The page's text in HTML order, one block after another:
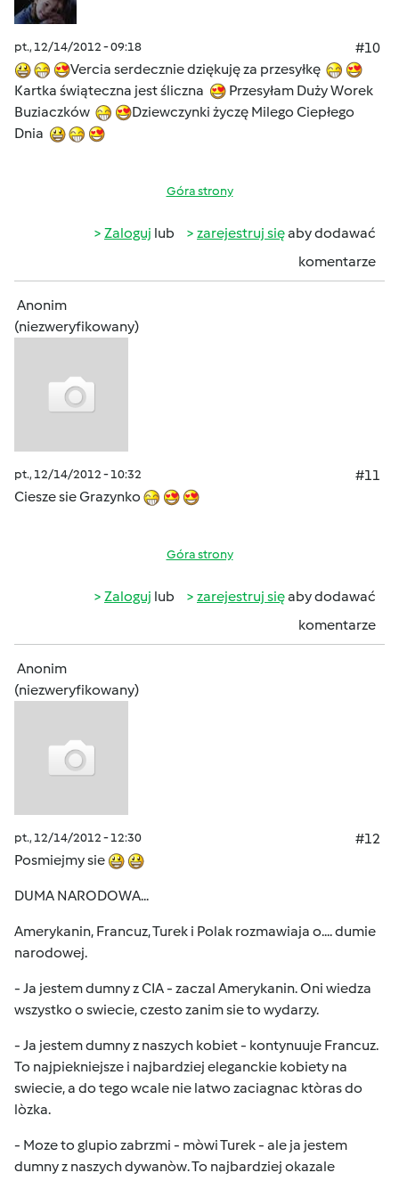
pt., 12/14/2012 - 09:18
#10
Vercia serdecznie dziękuję za przesyłkę
Kartka świąteczna jest śliczna
Przesyłam Duży Worek
Buziaczków
Dziewczynki życzę Milego Ciepłego
Dnia
Góra strony
Zaloguj lub zarejestruj sięaby dodawać
komentarze
Anonim
(niezweryfikowany)
pt., 12/14/2012 - 10:32
#11
Ciesze sie Grazynko
Góra strony
Zaloguj lub zarejestruj sięaby dodawać
komentarze
Anonim
(niezweryfikowany)
pt., 12/14/2012 - 12:30
#12
Posmiejmy sie
DUMA NARODOWA...
Amerykanin, Francuz, Turek i Polak rozmawiaja o.... dumie
narodowej.
- Ja jestem dumny z CIA - zaczal Amerykanin. Oni wiedza
wszystko o swiecie, czesto zanim sie to wydarzy.
- Ja jestem dumny z naszych kobiet - kontynuuje Francuz.
To najpiekniejsze i najbardziej eleganckie kobiety na
swiecie, a do tego wcale nie latwo zaciagnac ktòras do
lòzka.
- Moze to glupio zabrzmi - mòwi Turek - ale ja jestem
dumny z naszych dywanòw. To najbardziej okazale